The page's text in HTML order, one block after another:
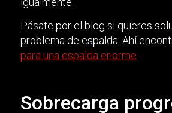
Pásate por el blog si quieres
problema de espalda. Ahí
para una espalda enorme
Sobrecarga